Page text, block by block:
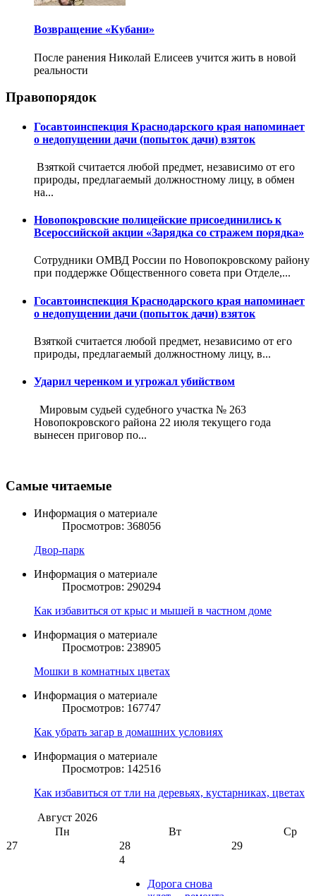
Возвращение «Кубани»
После ранения Николай Елисеев учится жить в новой
реальности
Правопорядок
Госавтоинспекция Краснодарского края напоминает
о недопущении дачи (попыток дачи) взяток
Взяткой считается любой предмет, независимо от его
природы, предлагаемый должностному лицу, в обмен
на...
Новопокровские полицейские присоединились к
Всероссийской акции «Зарядка со стражем порядка»
Сотрудники ОМВД России по Новопокровскому району
при поддержке Общественного совета при Отделе,...
Госавтоинспекция Краснодарского края напоминает
о недопущении дачи (попыток дачи) взяток
Взяткой считается любой предмет, независимо от его
природы, предлагаемый должностному лицу, в...
Ударил черенком и угрожал убийством
Мировым судьей судебного участка № 263
Новопокровского района 22 июля текущего года
вынесен приговор по...
Самые читаемые
Информация о материале
Просмотров: 368056
Двор-парк
Информация о материале
Просмотров: 290294
Как избавиться от крыс и мышей в частном доме
Информация о материале
Просмотров: 238905
Мошки в комнатных цветах
Информация о материале
Просмотров: 167747
Как убрать загар в домашних условиях
Информация о материале
Просмотров: 142516
Как избавиться от тли на деревьях, кустарниках, цветах
Август 2026
Пн
Вт
Ср
27
28
29
4
Дорога снова